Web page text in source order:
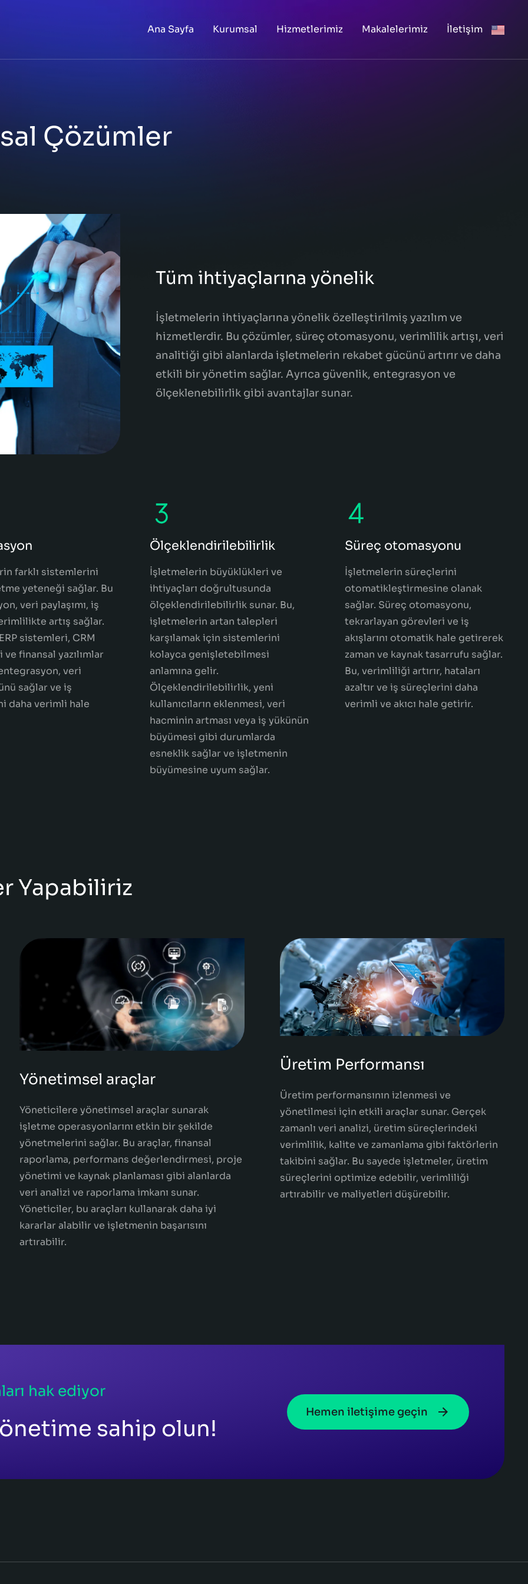
Ana Sayfa Kurumsal Hizmetlerimiz Makalelerimiz İletişim
Çözümler
Tüm ihtiyaçlarına yönelik
İşletmelerin ihtiyaçlarına yönelik özelleştirilmiş yazılım ve
hizmetlerdir. Bu çözümler, süreç otomasyonu, verimlilik artışı, veri
analitiği gibi alanlarda işletmelerin rekabet gücünü artırır ve daha
etkili bir yönetim sağlar. Ayrıca güvenlik, entegrasyon ve
ölçeklenebilirlik gibi avantajlar sunar.
farklı sistemlerini
yeteneği sağlar. Bu
veri paylaşımı, iş
artış sağlar.
sistemleri, CRM
finansal yazılımlar
veri
sağlar ve iş
daha verimli hale
Ölçeklendirilebilirlik
İşletmelerin büyüklükleri ve
ihtiyaçları doğrultusunda
ölçeklendirilebilirlik sunar. Bu,
işletmelerin artan talepleri
karşılamak için sistemlerini
kolayca genişletebilmesi
anlamına gelir.
Ölçeklendirilebilirlik, yeni
kullanıcıların eklenmesi, veri
hacminin artması veya iş yükünün
büyümesi gibi durumlarda
esneklik sağlar ve işletmenin
büyümesine uyum sağlar.
Süreç otomasyonu
İşletmelerin süreçlerini
otomatikleştirmesine olanak
sağlar. Süreç otomasyonu,
tekrarlayan görevleri ve iş
akışlarını otomatik hale getirerek
zaman ve kaynak tasarrufu sağlar.
Bu, verimliliği artırır, hataları
azaltır ve iş süreçlerini daha
verimli ve akıcı hale getirir.
Yapabiliriz
Yönetimsel araçlar
Yöneticilere yönetimsel araçlar sunarak
işletme operasyonlarını etkin bir şekilde
yönetmelerini sağlar. Bu araçlar, finansal
raporlama, performans değerlendirmesi, proje
yönetimi ve kaynak planlaması gibi alanlarda
veri analizi ve raporlama imkanı sunar.
Yöneticiler, bu araçları kullanarak daha iyi
kararlar alabilir ve işletmenin başarısını
artırabilir.
Üretim Performansı
Üretim performansının izlenmesi ve
yönetilmesi için etkili araçlar sunar. Gerçek
zamanlı veri analizi, üretim süreçlerindeki
verimlilik, kalite ve zamanlama gibi faktörlerin
takibini sağlar. Bu sayede işletmeler, üretim
süreçlerini optimize edebilir, verimliliği
artırabilir ve maliyetleri düşürebilir.
hak ediyor
sahip olun!
Hemen iletişime geçin